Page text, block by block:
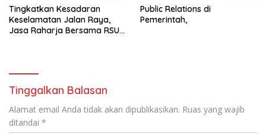
Tingkatkan Kesadaran
Keselamatan Jalan Raya,
Jasa Raharja Bersama RSU
Public Relations di
Pemerintah,
Tinggalkan Balasan
Alamat email Anda tidak akan dipublikasikan. Ruas yang wajib
ditandai *